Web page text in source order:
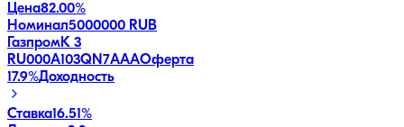
Цена82.00%
Номинал5000000 RUB
ГазпромК 3
RU000A103QN7AAAОферта
17.9%Доходность
Ставка16.51%